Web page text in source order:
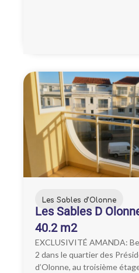
Les Sables d'Olonne
Les Sables D
40.2 m2
EXCLUSIVITÉ AMANDA:
2 dans le quartier des
d’Olonne, au troisième